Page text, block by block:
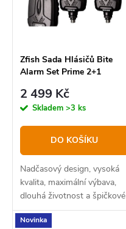
p
o
d
u
ů
r
o
d
u
t
ů
Zfish Sada Hlásičů Bite
Alarm Set Prime 2+1
2 499 Kč
Skladem >3 ks
DO KOŠÍKU
Nadčasový design, vysoká
kvalita, maximální výbava,
dlouhá životnost a špičkové
zpracování. To je základní
charakteristika modelu
Novinka